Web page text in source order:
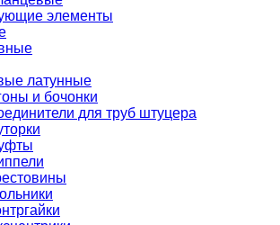
элементы
латунные
и бочонки
для труб штуцера